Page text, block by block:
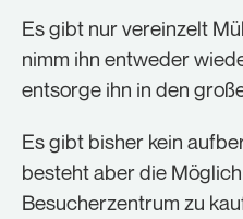
Es gibt nur vereinzelt
nimm ihn entweder
entsorge ihn in den
Es gibt bisher kein
besteht aber die
Besucherzentrum zu